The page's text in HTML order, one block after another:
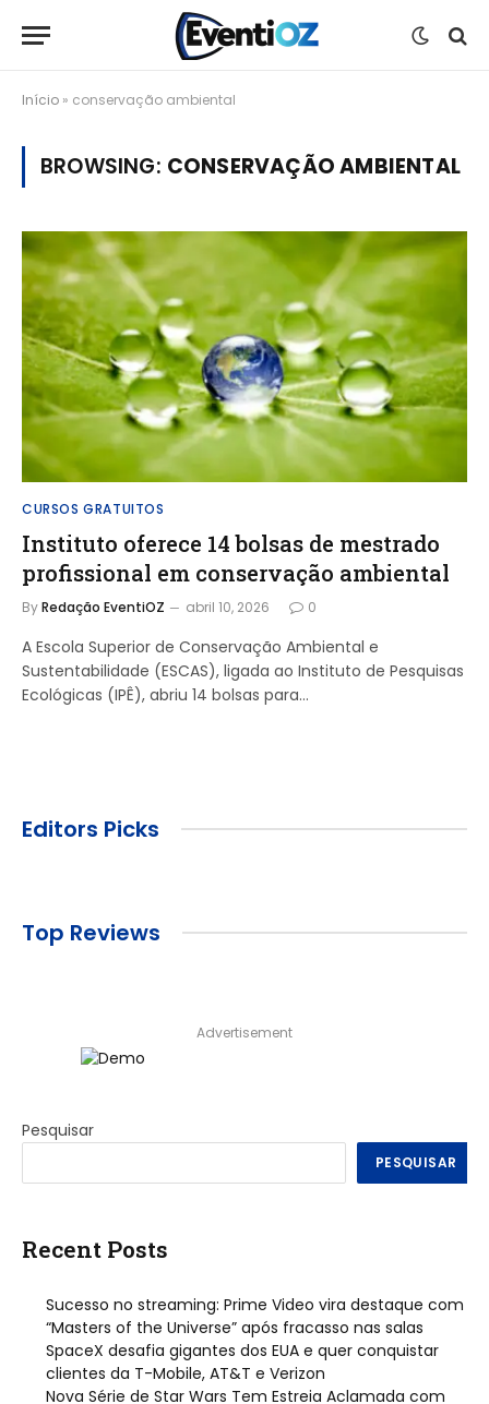
Início » conservação ambiental
BROWSING: CONSERVAÇÃO AMBIENTAL
CURSOS GRATUITOS
Instituto oferece 14 bolsas de mestrado
profissional em conservação ambiental
ByRedação EventiOZ abril 10, 2026 0
A Escola Superior de Conservação Ambiental e
Sustentabilidade (ESCAS), ligada ao Instituto de Pesquisas
Ecológicas (IPÊ), abriu 14 bolsas para…
Editors Picks
Top Reviews
Advertisement
Pesquisar
PESQUISAR
Recent Posts
Sucesso no streaming: Prime Video vira destaque com
“Masters of the Universe” após fracasso nas salas
SpaceX desafia gigantes dos EUA e quer conquistar
clientes da T-Mobile, AT&T e Verizon
Nova Série de Star Wars Tem Estreia Aclamada com